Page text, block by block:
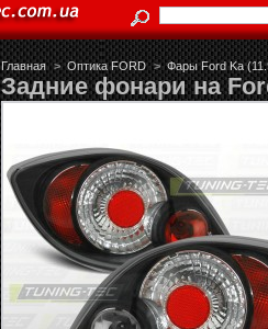
Главная > Оптика FORD > Фары Ford Ka
Задние фонари на